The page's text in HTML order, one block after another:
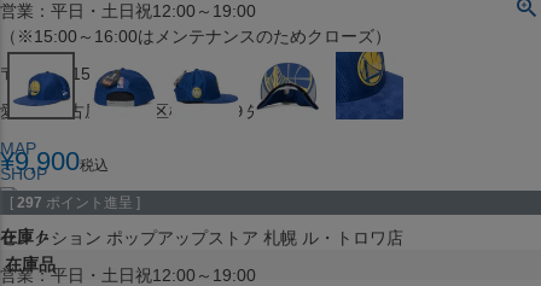
営業：平日・土日祝12:00～19:00
（※15:00～16:00はメンテナンスのためクローズ）
〒453-0015
愛知県名古屋市中村区椿町６−９先
MAP
SHOP
セレクション ポップアップストア 札幌 ル・トロワ店
営業：平日・土日祝12:00～19:00
¥9,900税込
[ 297 ポイント進呈 ]
在庫 -
在庫品